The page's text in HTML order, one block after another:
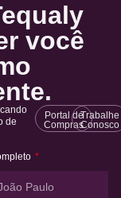
você
de
Portal de
Compras
Trabalhe
Conosco